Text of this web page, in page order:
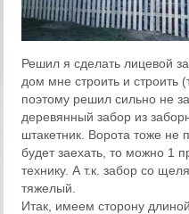
Решил я сделать лицевой
дом мне строить и строить
поэтому решил сильно не
деревянный забор из
штакетник. Ворота тоже не
будет заехать, то можно 1
технику. А т.к. забор со
тяжелый.
Итак, имеем сторону